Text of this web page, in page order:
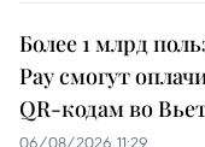
Более 1 млрд
Pay смогут
QR-кодам во
06/08/2026 11:29